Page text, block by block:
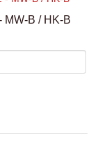
B / HK-B